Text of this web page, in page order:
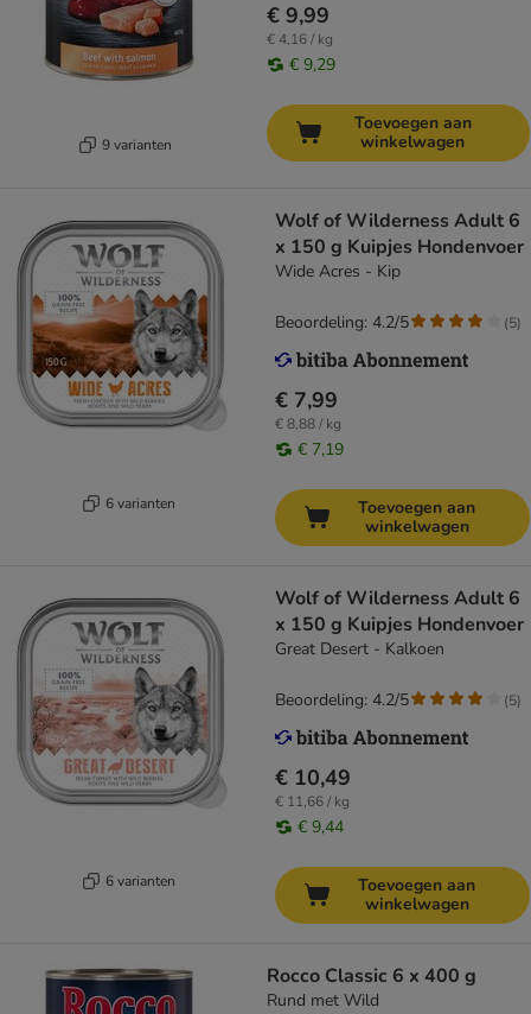
9 varianten
€ 9,99
€ 4,16 / kg
€ 9,29
Toevoegen aan
winkelwagen
6 varianten
Wolf of Wilderness Adult 6
x 150 g Kuipjes Hondenvoer
Wide Acres - Kip
€ 7,99
€ 8,88 / kg
€ 7,19
Beoordeling: 4.2/5 (5)
Toevoegen aan
winkelwagen
6 varianten
Wolf of Wilderness Adult 6
x 150 g Kuipjes Hondenvoer
Great Desert - Kalkoen
€ 10,49
€ 11,66 / kg
€ 9,44
Beoordeling: 4.2/5 (5)
Toevoegen aan
winkelwagen
Rocco Classic 6 x 400 g
Rund met Wild